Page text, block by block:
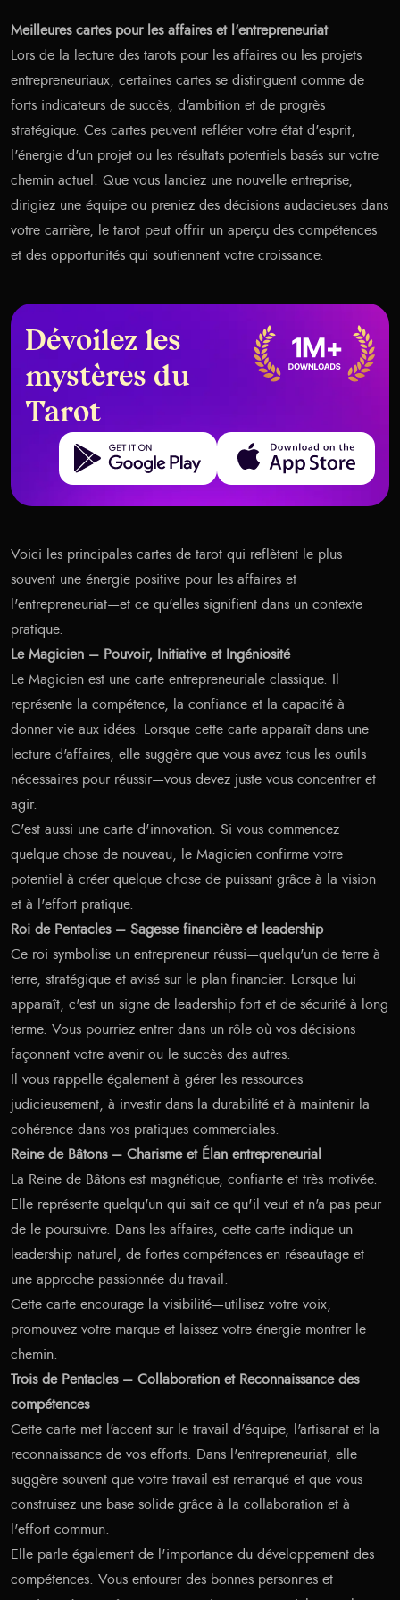
Meilleures cartes pour les affaires et l'entrepreneuriat
Lors de la lecture des tarots pour les affaires ou les projets
entrepreneuriaux, certaines cartes se distinguent comme de
forts indicateurs de succès, d'ambition et de progrès
stratégique. Ces cartes peuvent refléter votre état d'esprit,
l'énergie d'un projet ou les résultats potentiels basés sur votre
chemin actuel. Que vous lanciez une nouvelle entreprise,
dirigiez une équipe ou preniez des décisions audacieuses dans
votre carrière, le tarot peut offrir un aperçu des compétences
et des opportunités qui soutiennent votre croissance.
Dévoilez les
mystères du
Tarot
Get it on Google Play Download on the App Store
Voici les principales cartes de tarot qui reflètent le plus
souvent une énergie positive pour les affaires et
l'entrepreneuriat—et ce qu'elles signifient dans un contexte
pratique.
Le Magicien – Pouvoir, Initiative et Ingéniosité
Le Magicien est une carte entrepreneuriale classique. Il
représente la compétence, la confiance et la capacité à
donner vie aux idées. Lorsque cette carte apparaît dans une
lecture d'affaires, elle suggère que vous avez tous les outils
nécessaires pour réussir—vous devez juste vous concentrer et
agir.
C'est aussi une carte d'innovation. Si vous commencez
quelque chose de nouveau, le Magicien confirme votre
potentiel à créer quelque chose de puissant grâce à la vision
et à l'effort pratique.
Roi de Pentacles – Sagesse financière et leadership
Ce roi symbolise un entrepreneur réussi—quelqu'un de terre à
terre, stratégique et avisé sur le plan financier. Lorsque lui
apparaît, c'est un signe de leadership fort et de sécurité à long
terme. Vous pourriez entrer dans un rôle où vos décisions
façonnent votre avenir ou le succès des autres.
Il vous rappelle également à gérer les ressources
judicieusement, à investir dans la durabilité et à maintenir la
cohérence dans vos pratiques commerciales.
Reine de Bâtons – Charisme et Élan entrepreneurial
La Reine de Bâtons est magnétique, confiante et très motivée.
Elle représente quelqu'un qui sait ce qu'il veut et n'a pas peur
de le poursuivre. Dans les affaires, cette carte indique un
leadership naturel, de fortes compétences en réseautage et
une approche passionnée du travail.
Cette carte encourage la visibilité—utilisez votre voix,
promouvez votre marque et laissez votre énergie montrer le
chemin.
Trois de Pentacles – Collaboration et Reconnaissance des
compétences
Cette carte met l'accent sur le travail d'équipe, l'artisanat et la
reconnaissance de vos efforts. Dans l'entrepreneuriat, elle
suggère souvent que votre travail est remarqué et que vous
construisez une base solide grâce à la collaboration et à
l'effort commun.
Elle parle également de l'importance du développement des
compétences. Vous entourer des bonnes personnes et